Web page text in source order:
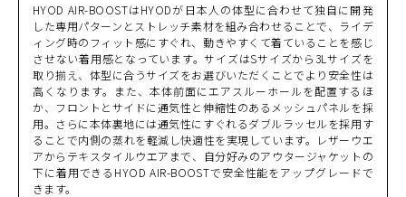
HYOD AIR-BOOSTはHYODが日本人の体型に合わせて独自に開発
した専用パターンとストレッチ素材を組み合わせることで、ライデ
ィング時のフィット感にすぐれ、動きやすくて着ていることを感じ
させない着用感となっています。サイズはSサイズから3Lサイズを
取り揃え、体型に合うサイズをお選びいただくことでより安全性は
高くなります。また、本体前面にエアスルーホールを配置するほ
か、フロントとサイドに通気性と伸縮性のあるメッシュパネルを採
用。さらに本体裏地には通気性にすぐれるダブルラッセルを採用す
ることで内側の蒸れを軽減し快適性を実現しています。レザーウエ
アからテキスタイルウエアまで、自分好みのアウタージャケットの
下に着用できるHYOD AIR-BOOSTで安全性能をアップグレードで
きます。
BLACK/WHITE
L
¥43,890 (税込)
カートに入れる
BLACK/WHITE
LW
¥43,890 (税込)
BLACK/WHITE
LL
カートに入れる